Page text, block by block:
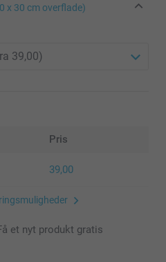
x 30 cm overflade)
Pris
39,00
et nyt produkt gratis